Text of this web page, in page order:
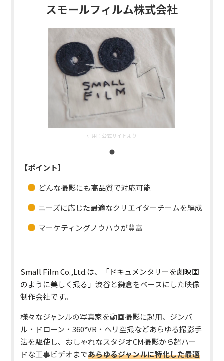
スモールフィルム株式会社
引用： 公式サイトより
【ポイント】
どんな撮影にも高品質で対応可能
ニーズに応じた最適なクリエイターチームを編成
マーケティングノウハウが豊富
Small Film Co.,Ltd.は、「ドキュメンタリーを劇映画
のように美しく撮る 」渋谷と鎌倉をベースにした映像
制作会社です。
様々なジャンルの写真家を動画撮影に起用、ジンバ
ル・ドローン・360°VR・ヘリ空撮などあらゆる撮影手
法を駆使し、おしゃれなスタジオCM撮影から超ハー
ドな工事ビデオまであらゆるジャンルに特化した最適